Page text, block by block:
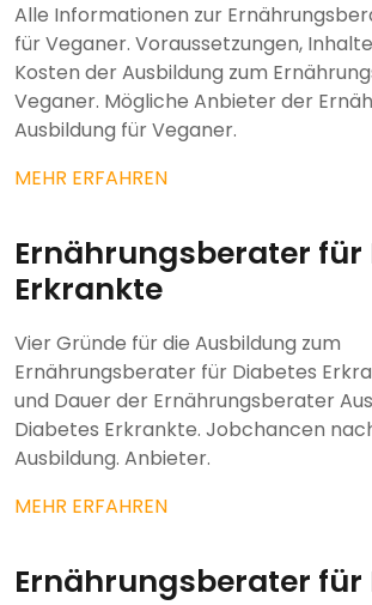
Alle Informationen zur
für Veganer. Voraussetzungen,
Kosten der Ausbildung zum
Veganer. Mögliche Anbieter der
Ausbildung für Veganer.
MEHR ERFAHREN
Ernährungsberater für
Erkrankte
Vier Gründe für die Ausbildung zum
Ernährungsberater für Diabetes
und Dauer der Ernährungsberater
Diabetes Erkrankte. Jobchancen
Ausbildung. Anbieter.
MEHR ERFAHREN
Ernährungsberater für